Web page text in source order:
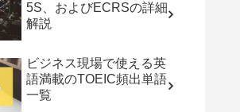
5S、およびECRSの詳細
解説
ビジネス現場で使える英
語満載のTOEIC頻出単語
一覧